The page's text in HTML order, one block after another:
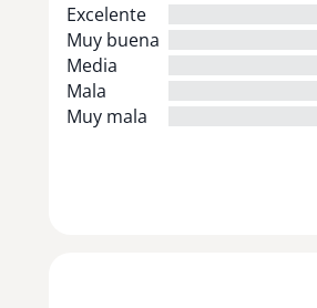
Excelente
Muy buena
Media
Mala
Muy mala